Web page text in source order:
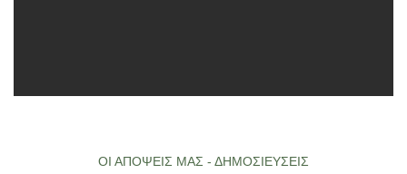
ΟΙ ΑΠΟΨΕΙΣ ΜΑΣ - ΔΗΜΟΣΙΕΥΣΕΙΣ